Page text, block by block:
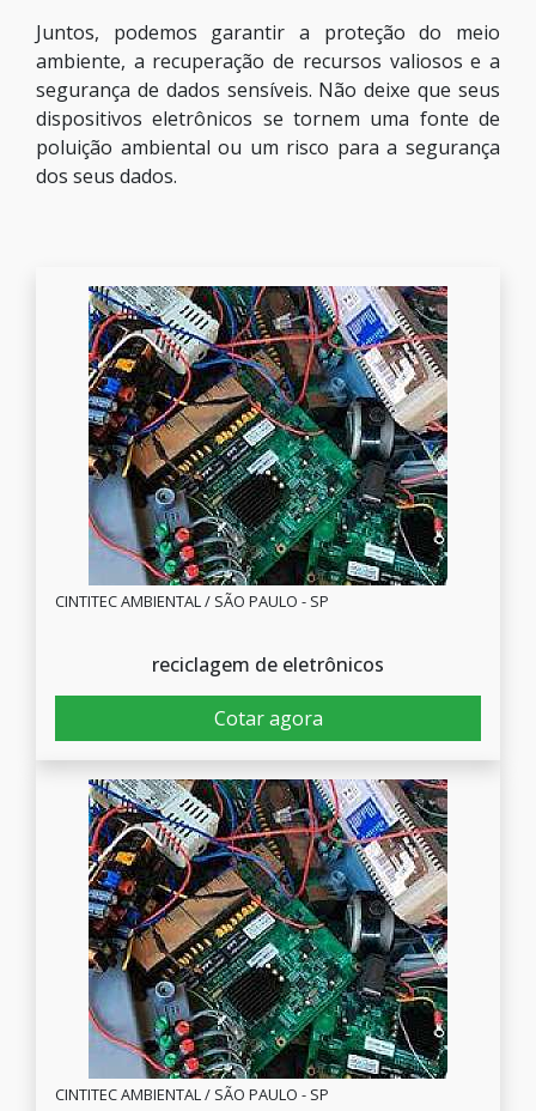
Juntos, podemos garantir a proteção do meio
ambiente, a recuperação de recursos valiosos e a
segurança de dados sensíveis. Não deixe que seus
dispositivos eletrônicos se tornem uma fonte de
poluição ambiental ou um risco para a segurança
dos seus dados.
CINTITEC AMBIENTAL / SÃO PAULO - SP
reciclagem de eletrônicos
Cotar agora
CINTITEC AMBIENTAL / SÃO PAULO - SP